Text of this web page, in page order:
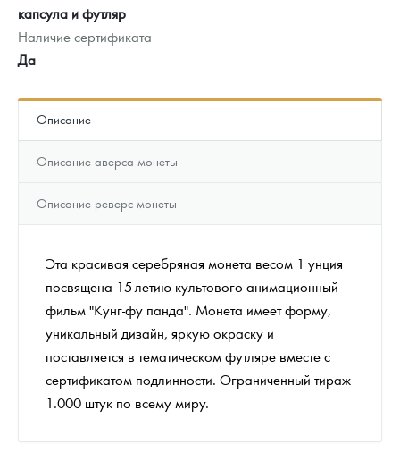
капсула и футляр
Наличие сертификата
Да
Описание
Описание аверса монеты
Описание реверс монеты
Эта красивая серебряная монета весом 1 унция
посвящена 15-летию культового aнимационный
фильм "Кунг-фу панда". Монета имеет форму,
уникальный дизайн, яркую окраску и
поставляется в тематическом футляре вместе с
сертификатом подлинности. Ограниченный тираж
1.000 штук по всему миру.